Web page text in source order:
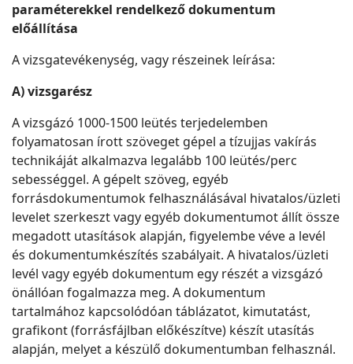
paraméterekkel rendelkező dokumentum
előállítása
A vizsgatevékenység, vagy részeinek leírása:
A) vizsgarész
A vizsgázó 1000-1500 leütés terjedelemben
folyamatosan írott szöveget gépel a tízujjas vakírás
technikáját alkalmazva legalább 100 leütés/perc
sebességgel. A gépelt szöveg, egyéb
forrásdokumentumok felhasználásával hivatalos/üzleti
levelet szerkeszt vagy egyéb dokumentumot állít össze
megadott utasítások alapján, figyelembe véve a levél
és dokumentumkészítés szabályait. A hivatalos/üzleti
levél vagy egyéb dokumentum egy részét a vizsgázó
önállóan fogalmazza meg. A dokumentum
tartalmához kapcsolódóan táblázatot, kimutatást,
grafikont (forrásfájlban előkészítve) készít utasítás
alapján, melyet a készülő dokumentumban felhasznál.